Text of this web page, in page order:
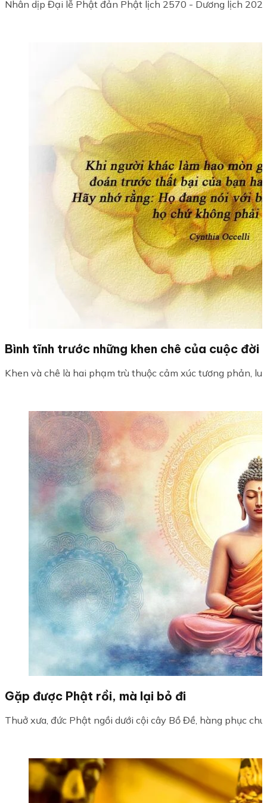
Nhân dịp Đại lễ Phật đản Phật lịch 2570 - Dương lịch
Bình tĩnh trước những khen chê của cuộc đời
Khen và chê là hai phạm trù thuộc cảm xúc tương phản,
Gặp được Phật rồi, mà lại bỏ đi
Thuở xưa, đức Phật ngồi dưới cội cây Bồ Đề, hàng phục